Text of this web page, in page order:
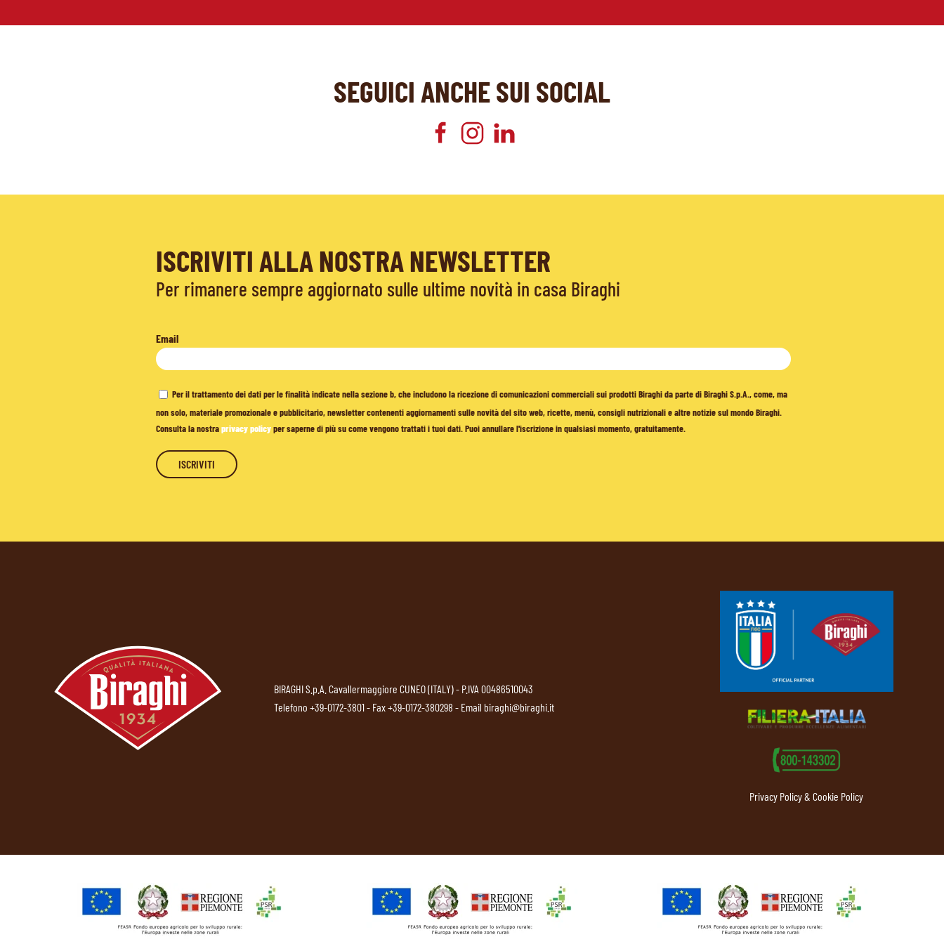
SEGUICI ANCHE SUI SOCIAL
ISCRIVITI ALLA NOSTRA NEWSLETTER
Per rimanere sempre aggiornato sulle ultime novità in casa Biraghi
Email
Per il trattamento dei dati per le finalità indicate nella sezione b, che includono la ricezione di comunicazioni commerciali sui prodotti Biraghi da parte di Biraghi S.p.A., come, ma
non solo, materiale promozionale e pubblicitario, newsletter contenenti aggiornamenti sulle novità del sito web, ricette, menù, consigli nutrizionali e altre notizie sul mondo Biraghi.
Consulta la nostraprivacy policyper saperne di più su come vengono trattati i tuoi dati. Puoi annullare l'iscrizione in qualsiasi momento, gratuitamente.
BIRAGHI S.p.A. Cavallermaggiore CUNEO (ITALY) - P.IVA 00486510043
Telefono +39-0172-3801- Fax +39-0172-380298 - Email biraghi@biraghi.it
Privacy Policy & Cookie Policy